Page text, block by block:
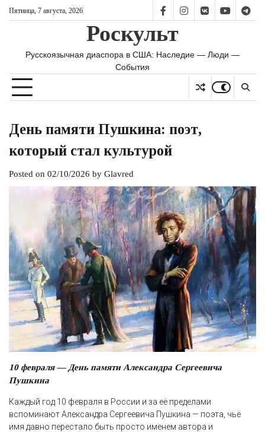
SkipПятница, 7 августа, 2026
FB IS vk YT TG
Роскульт
Русскоязычная диаспора в США: Наследие — Люди —
События
День памяти Пушкина: поэт,
который стал культурой
Posted on 02/10/2026 by Glavred
10 февраля — День памяти Александра Сергеевича
Пушкина
Каждый год 10 февраля в России и за её пределами
вспоминают Александра Сергеевича Пушкина — поэта, чьё
имя давно перестало быть просто именем автора и